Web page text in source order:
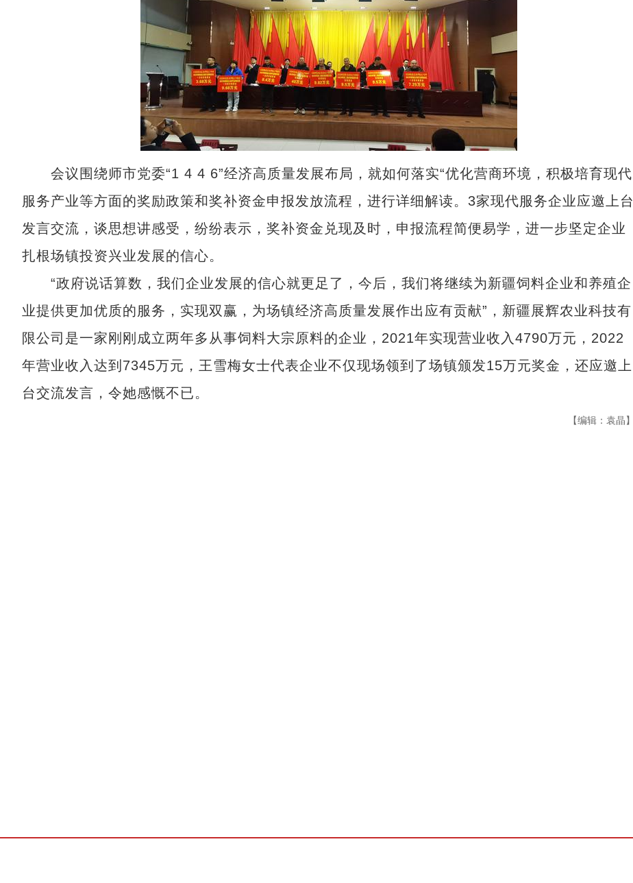
会议围绕师市党委“1 4 4 6”经济高质量发展布局，就如何落实“优化营商环境，积极培育现代
服务产业等方面的奖励政策和奖补资金申报发放流程，进行详细解读。3家现代服务企业应邀上台
发言交流，谈思想讲感受，纷纷表示，奖补资金兑现及时，申报流程简便易学，进一步坚定企业
扎根场镇投资兴业发展的信心。
“政府说话算数，我们企业发展的信心就更足了，今后，我们将继续为新疆饲料企业和养殖企
业提供更加优质的服务，实现双赢，为场镇经济高质量发展作出应有贡献”，新疆展辉农业科技有
限公司是一家刚刚成立两年多从事饲料大宗原料的企业，2021年实现营业收入4790万元，2022
年营业收入达到7345万元，王雪梅女士代表企业不仅现场领到了场镇颁发15万元奖金，还应邀上
台交流发言，令她感慨不已。
【编辑：袁晶】